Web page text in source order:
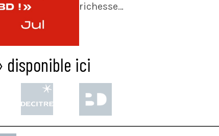
richesse…
disponible ici